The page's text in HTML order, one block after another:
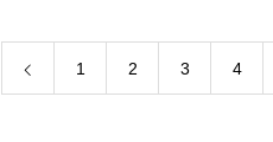
1 2 3 4